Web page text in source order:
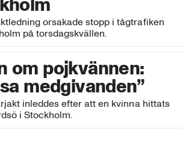
orsakade stopp i tågtrafiken
på torsdagskvällen.
om pojkvännen:
medgivanden”
inleddes efter att en kvinna hittats
i Stockholm.